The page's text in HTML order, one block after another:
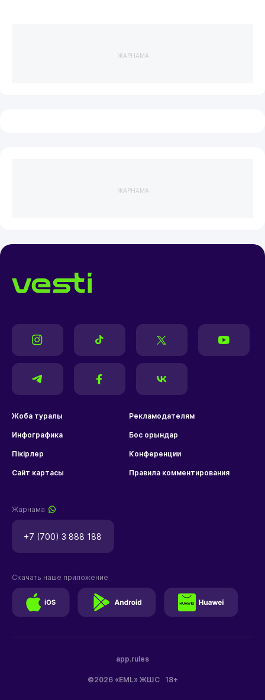
ЖАРНАМА
ЖАРНАМА
Жоба туралы Рекламодателям
Инфографика Бос орындар
Пікірлер Конференции
Сайт картасы Правила комментирования
Жарнама
+7 (700) 3 888 188
©2026 «EML» ЖШС 18+
app.rules
Скачать наше приложение